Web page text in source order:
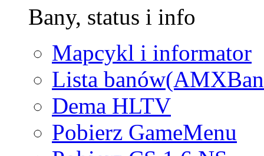
Bany, status i info
Mapcykl i informator
Lista
Dema HLTV
Pobierz GameMenu